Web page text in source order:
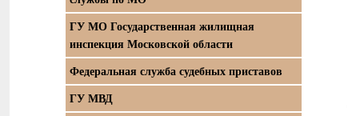
ГУ МО Государственная жилищная
инспекция Московской области
Федеральная служба судебных приставов
ГУ МВД